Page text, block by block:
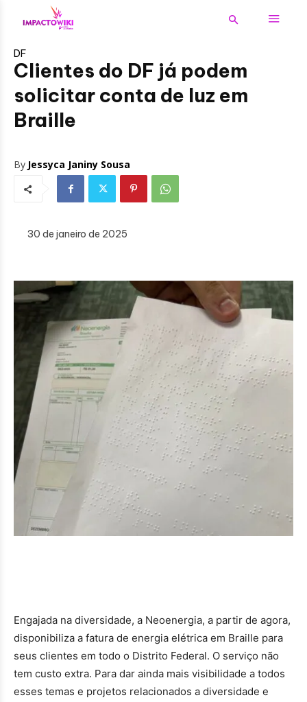
DF
Clientes do DF já podem
solicitar conta de luz em
Braille
By Jessyca Janiny Sousa
30 de janeiro de 2025
Engajada na diversidade, a Neoenergia, a partir de agora,
disponibiliza a fatura de energia elétrica em Braille para
seus clientes em todo o Distrito Federal. O serviço não
tem custo extra. Para dar ainda mais visibilidade a todos
esses temas e projetos relacionados a diversidade e